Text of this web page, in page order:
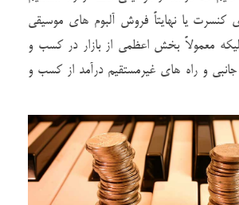
کنسرت یا نهایتاً فروش آلبوم های موسیقی
معمولاً بخش اعظمی از بازار در کسب و
و راه های غیرمستقیم درآمد از کسب و